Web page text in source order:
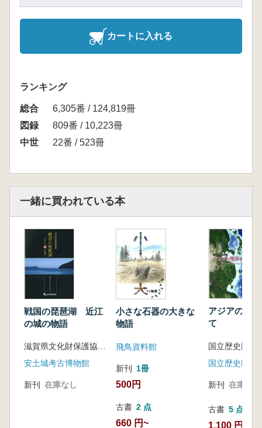
カートに入れる
ランキング
総合
6,305番 / 124,819冊
図録
809番 / 10,223冊
中世
22番 / 523冊
一緒に買われている本
戦国の琵琶湖 近江
の城の物語
滋賀県文化財保護協会 編
安土城考古博物館
新刊 在庫なし
小さな石器の大きな
物語
飛鳥資料館
新刊 1冊
500円
古書 2 点
660 円~
アジアの境
て
国立歴史民俗
新刊 在庫なし
古書 5 点
1,100 円~